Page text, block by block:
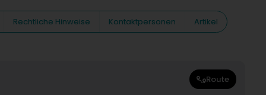
Rechtliche Hinweise Kontaktpersonen Artikel
Route